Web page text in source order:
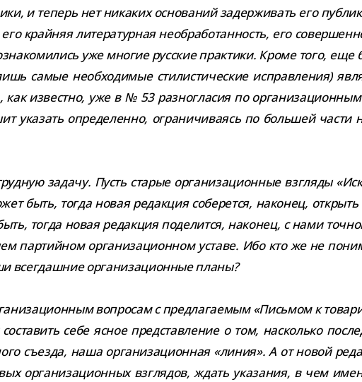
и теперь нет ника­ких осно­ва­ний задер­жи­вать его
край­няя лите­ра­тур­ная необ­ра­бо­тан­ность, его
уже мно­гие рус­ские прак­тики. Кроме того,
самые необ­хо­ди­мые сти­ли­сти­че­ские исправ­ле­ния)
как известно, уже в № 53 раз­но­гла­сия по
ука­зать опре­де­ленно, огра­ни­чи­ва­ясь по боль­шей
задачу. Пусть ста­рые орга­ни­за­ци­он­ные взгляды
быть, тогда новая редак­ция собе­рется, нако­нец,
тогда новая редак­ция поде­лится, нако­нец, с нами
пар­тий­ном орга­ни­за­ци­он­ном уставе. Ибо кто же не
все­гдаш­ние орга­ни­за­ци­он­ные планы?
вопро­сам с пред­ла­га­е­мым «Письмом к
себе ясное пред­став­ле­ние о том, насколько
съезда, наша орга­ни­за­ци­он­ная «линия». А от новой
орга­ни­за­ци­он­ных взгля­дов, ждать ука­за­ния, в чем